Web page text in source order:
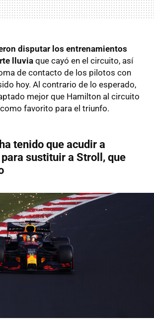
disputar los entrenamientos
lluvia que cayó en el circuito, así
de contacto de los pilotos con
hoy. Al contrario de lo esperado,
mejor que Hamilton al circuito
favorito para el triunfo.
tenido que acudir a
sustituir a Stroll, que